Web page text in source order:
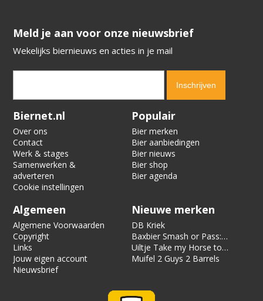
​​​​​​​Meld je aan voor onze nieuwsbrief
Wekelijks biernieuws en acties in je mail
Verification code:
Biernet.nl
Over ons
Contact
Werk & stages
Samenwerken &
adverteren
Cookie instellingen
Populair
Bier merken
Bier aanbiedingen
Bier nieuws
Bier shop
Bier agenda
Algemeen
Algemene Voorwaarden
Copyright
Links
Jouw eigen account
Nieuwsbrief
Nieuwe merken
DB Kriek
Baxbier Smash or Pass:
Strata
Uiltje Take my Horse to
the Hotel Room
Muifel 2 Guys 2 Barrels